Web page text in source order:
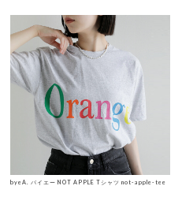
byeA. バイエー NOT APPLE Tシャツ not-apple-tee